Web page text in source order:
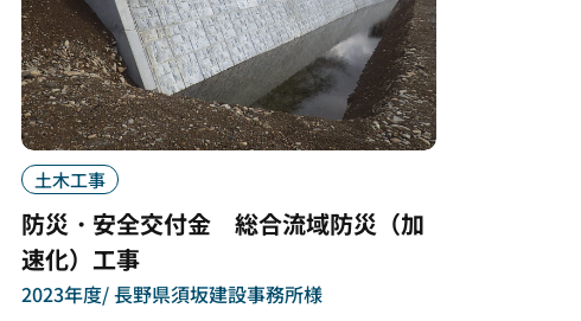
土木工事
防災・安全交付金 総合流域防災（加
速化）工事
2023年度 長野県須坂建設事務所様